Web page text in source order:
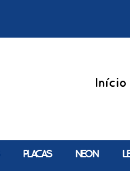
Início
NEON
PLACAS